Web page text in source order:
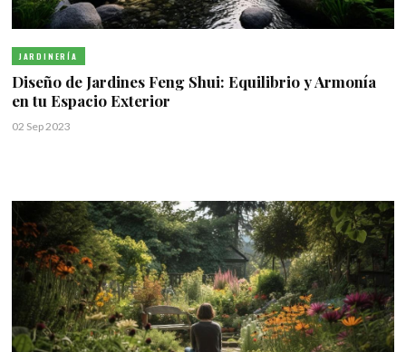
JARDINERÍA
Diseño de Jardines Feng Shui: Equilibrio y Armonía
en tu Espacio Exterior
02 Sep 2023